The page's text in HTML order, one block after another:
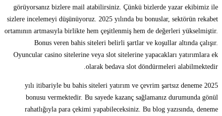
görüyorsanız bizlere mail atabilirsiniz. Çünkü bizlerde yazar ekibimiz ile
sizlere incelemeyi düşünüyoruz. 2025 yılında bu bonuslar, sektörün rekabet
ortamının artmasıyla birlikte hem çeşitlenmiş hem de değerleri yükselmiştir.
Bonus veren bahis siteleri belirli şartlar ve koşullar altında çalışır.
Oyuncular casino sitelerine veya slot sitelerine yapacakları yatırımlara ek
olarak bedava slot döndürmeleri alabilmektedir.
2025 yılı itibariyle bu bahis siteleri yatırım ve çevrim şartsız deneme
bonusu vermektedir. Bu sayede kazanç sağlamanız durumunda gönül
rahatlığıyla para çekimi yapabileceksiniz. Bu blog yazısında, deneme